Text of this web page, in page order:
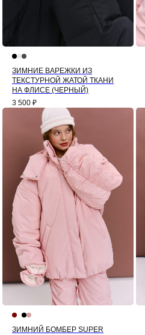
ЗИМНИЕ ВАРЕЖКИ ИЗ
ТЕКСТУРНОЙ ЖАТОЙ ТКАНИ
НА ФЛИСЕ (ЧЕРНЫЙ)
3 500 ₽
ЗИМНИЙ БОМБЕР SUPER